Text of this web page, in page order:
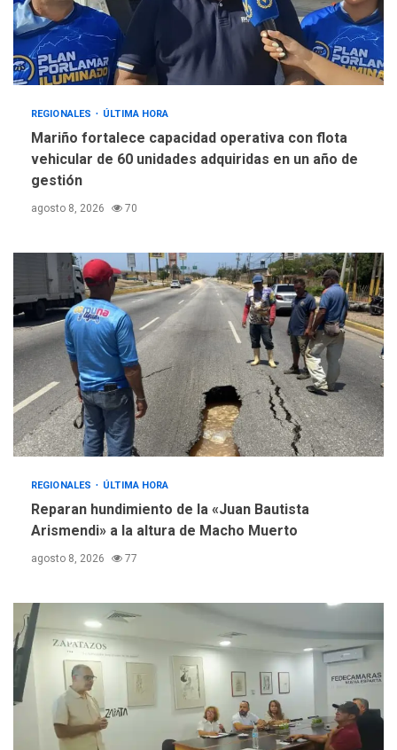
REGIONALES ÚLTIMA HORA
Mariño fortalece capacidad operativa con flota
vehicular de 60 unidades adquiridas en un año de
gestión
agosto 8, 2026 70
REGIONALES ÚLTIMA HORA
Reparan hundimiento de la «Juan Bautista
Arismendi» a la altura de Macho Muerto
agosto 8, 2026 77